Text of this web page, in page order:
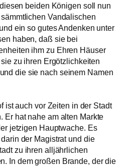
beiden Königen soll nun
Vandalischen
ein so gutes Andenken unter
haben, daß sie bei
ihm zu Ehren Häuser
zu ihren Ergötzlichkeiten
die sie nach seinem Namen
ist auch vor Zeiten in der Stadt
Er hat nahe am alten Markte
jetzigen Hauptwache. Es
der Magistrat und die
zu ihren alljährlichen
In dem großen Brande, der die